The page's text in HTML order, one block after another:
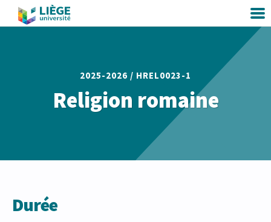
2025-2026 / HREL0023-1
Religion romaine
Durée